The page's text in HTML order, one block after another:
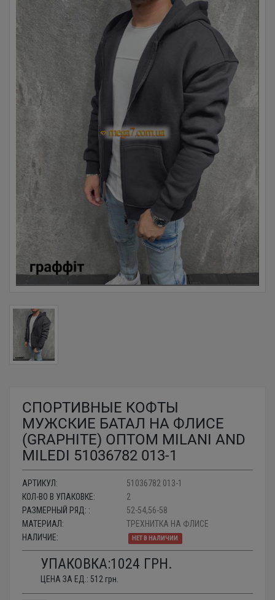
СПОРТИВНЫЕ КОФТЫ
МУЖСКИЕ БАТАЛ НА ФЛИСЕ
(GRAPHITE) ОПТОМ MILANI AND
MILEDI 51036782 013-1
АРТИКУЛ:
51036782 013-1
КОЛ-ВО В УПАКОВКЕ:
2
РАЗМЕРНЫЙ РЯД: :
52-54,56-58
МАТЕРИАЛ:
ТРЕХНИТКА НА ФЛИСЕ
НАЛИЧИЕ:
НЕТ В НАЛИЧИИ
УПАКОВКА:1024 ГРН.
ЦЕНА ЗА ЕД.: 512 грн.